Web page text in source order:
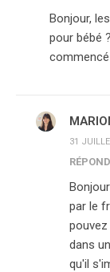
Bonjour,
pour bébé
31
par le
dans
qu'il